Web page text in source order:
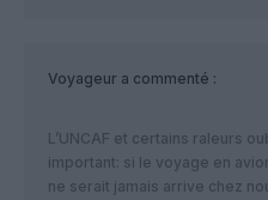
Voyageur a commenté :
L’UNCAF et certains raleurs
important: si le voyage en
ne serait jamais arrive chez